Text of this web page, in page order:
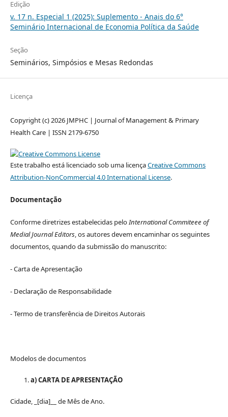
Edição
v. 17 n. Especial 1 (2025): Suplemento - Anais do 6°
Seminário Internacional de Economia Política da Saúde
Seção
Seminários, Simpósios e Mesas Redondas
Licença
Copyright (c) 2026 JMPHC | Journal of Management & Primary
Health Care | ISSN 2179-6750
Este trabalho está licenciado sob uma licençaCreative Commons
Attribution-NonCommercial 4.0 International License.
Documentação
Conforme diretrizes estabelecidas peloInternational Commiteee of
Medial Journal Editors, os autores devem encaminhar os seguintes
documentos, quando da submissão do manuscrito:
- Carta de Apresentação
- Declaração de Responsabilidade
- Termo de transferência de Direitos Autorais
Modelos de documentos
a) CARTA DE APRESENTAÇÃO
Cidade, _[dia]__ de Mês de Ano.